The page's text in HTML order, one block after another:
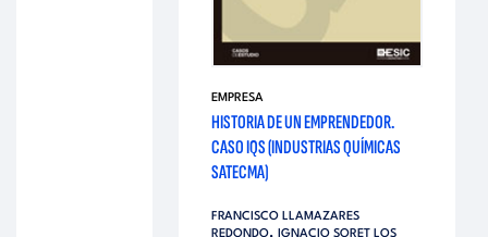
EMPRESA
HISTORIA DE UN EMPRENDEDOR.
CASO IQS (INDUSTRIAS QUÍMICAS
SATECMA)
FRANCISCO LLAMAZARES
,